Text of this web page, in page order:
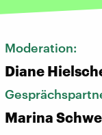
Moderation:
Diane
Marina